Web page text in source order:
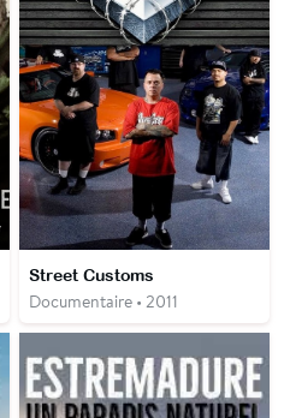
Street Customs
Documentaire • 2011